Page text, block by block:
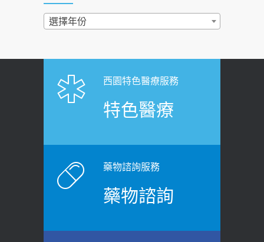
民眾熱血響應
2026-06-30
健康肛門痛都是痔瘡?醫談瘍瘍瘻管與肛
裂差異 逾50歲民眾可做1事
原則避免血糖血壓飆高
2026-06-08
過量維生素D和鈣恐罹癌? 醫師釋
「落枕」不要大力按脖子！ 1招「伸
展運動」預防落枕
老後睡不好、夜間易跌倒
2021-03-05
選擇年份
西園特色醫療服務
特色醫療
藥物諮詢服務
藥物諮詢